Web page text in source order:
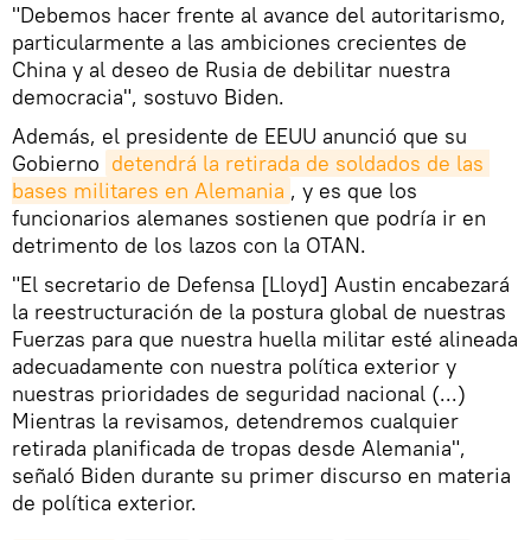
"Debemos hacer frente al avance del autoritarismo,
particularmente a las ambiciones crecientes de
China y al deseo de Rusia de debilitar nuestra
democracia", sostuvo Biden.
Además, el presidente de EEUU anunció que su
Gobierno detendrá la retirada de soldados de las
bases militares en Alemania , y es que los
funcionarios alemanes sostienen que podría ir en
detrimento de los lazos con la OTAN.
"El secretario de Defensa [Lloyd] Austin encabezará
la reestructuración de la postura global de nuestras
Fuerzas para que nuestra huella militar esté alineada
adecuadamente con nuestra política exterior y
nuestras prioridades de seguridad nacional (...)
Mientras la revisamos, detendremos cualquier
retirada planificada de tropas desde Alemania",
señaló Biden durante su primer discurso en materia
de política exterior.